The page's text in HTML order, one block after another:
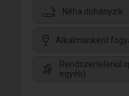
Néha dohányzik
Alkalmanként
Rendszertelenül
egyéb)